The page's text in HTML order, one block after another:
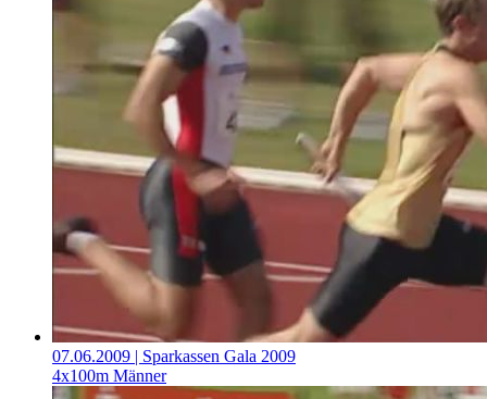
07.06.2009 | Sparkassen Gala 2009
4x100m Männer